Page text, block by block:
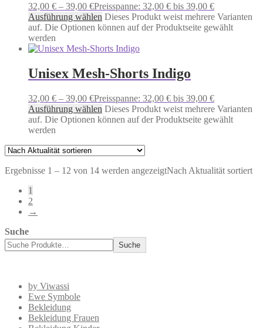
32,00 € – 39,00 €Preisspanne: 32,00 € bis 39,00 €
Ausführung wählen Dieses Produkt weist mehrere Varianten
auf. Die Optionen können auf der Produktseite gewählt
werden
Unisex Mesh-Shorts Indigo
32,00 € – 39,00 €Preisspanne: 32,00 € bis 39,00 €
Ausführung wählen Dieses Produkt weist mehrere Varianten
auf. Die Optionen können auf der Produktseite gewählt
werden
Ergebnisse 1 – 12 von 14 werden angezeigtNach Aktualität sortiert
1
2
→
Suche
Suche
by Viwassi
Ewe Symbole
Bekleidung
Bekleidung Frauen